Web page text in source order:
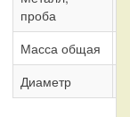
проба
Масса общая
Диаметр